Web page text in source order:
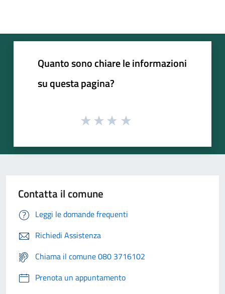
Quanto sono chiare le informazioni
su questa pagina?
Contatta il comune
Leggi le domande frequenti
Richiedi Assistenza
Chiama il comune 080 3716102
Prenota un appuntamento